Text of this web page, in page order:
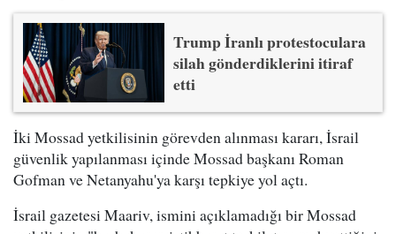
Trump İranlı protestoculara
silah gönderdiklerini itiraf
etti
İki Mossad yetkilisinin görevden alınması kararı, İsrail
güvenlik yapılanması içinde Mossad başkanı Roman
Gofman ve Netanyahu'ya karşı tepkiye yol açtı.
İsrail gazetesi Maariv, ismini açıklamadığı bir Mossad